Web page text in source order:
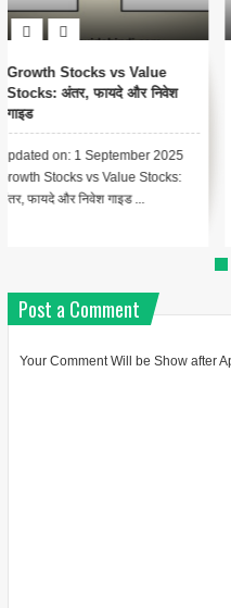
Conservatism Accounting
क्या है? Meaning, Importance,
Examples
Updated on: 17 August 2025 📑
Index - Conservatism Accounting
Complete Guide In Hindi Le...
Post a Comment
Your Comment Will be Show after